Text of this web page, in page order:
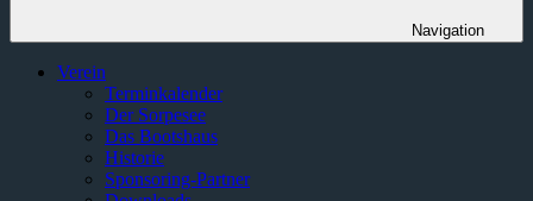
Navigation
Verein
Terminkalender
Der Sorpesee
Das Bootshaus
Historie
Sponsoring-Partner